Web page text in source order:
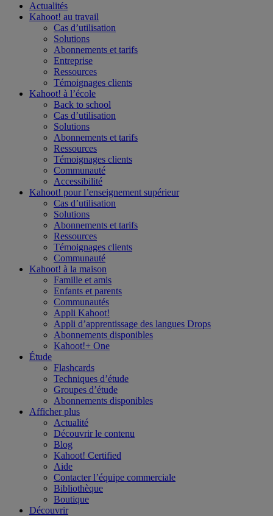
Actualités
Kahoot! au travail
Cas d’utilisation
Solutions
Abonnements et tarifs
Entreprise
Ressources
Témoignages clients
Kahoot! à l’école
Back to school
Cas d’utilisation
Solutions
Abonnements et tarifs
Ressources
Témoignages clients
Communauté
Accessibilité
Kahoot! pour l’enseignement supérieur
Cas d’utilisation
Solutions
Abonnements et tarifs
Ressources
Témoignages clients
Communauté
Kahoot! à la maison
Famille et amis
Enfants et parents
Communautés
Appli Kahoot!
Appli d’apprentissage des langues Drops
Abonnements disponibles
Kahoot!+ One
Étude
Flashcards
Techniques d’étude
Groupes d’étude
Abonnements disponibles
Afficher plus
Actualité
Découvrir le contenu
Blog
Kahoot! Certified
Aide
Contacter l’équipe commerciale
Bibliothèque
Boutique
Découvrir